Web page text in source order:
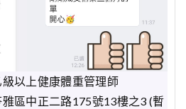
以上健康體重管理師
區中正二路175號13樓之3 (暫